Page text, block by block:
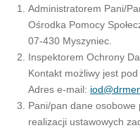
Administratorem Pani/
Ośrodka Pomocy
07-430 Myszyniec.
Inspektorem Ochrony
Kontakt możliwy jest
Adres e-mail:
Pani/pan dane
realizacji ustawowych